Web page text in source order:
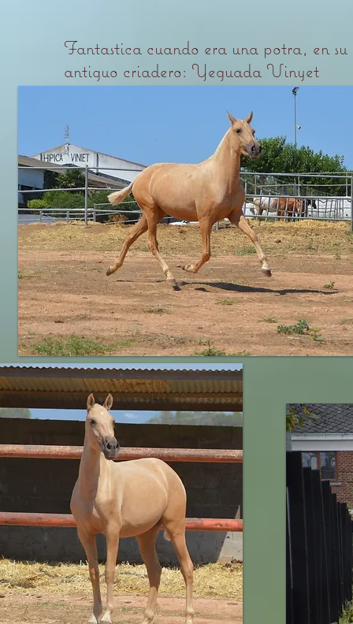
Fantastica cuando era una potra, en su
antiguo criadero: Yeguada Vinyet